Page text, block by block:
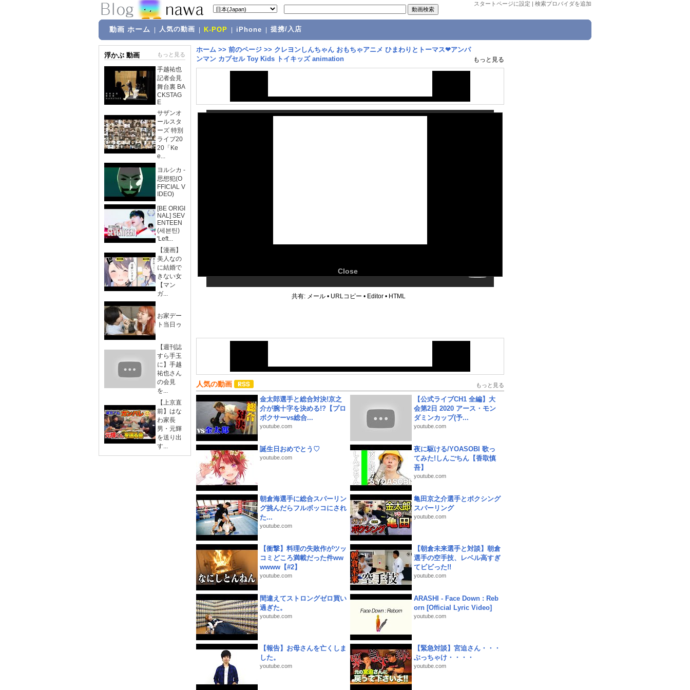
スタートページに設定 | 検索プロバイダを追加
動画 ホーム 人気の動画 K-POP iPhone 提携/入店
浮かぶ 動画 もっと見る
手越祐也
記者会見
舞台裏 BA
CKSTAG
E
サザンオ
ールスタ
ーズ 特別
ライブ20
20「Ke
e...
ヨルシカ -
思想犯(O
FFICIAL V
IDEO)
[BE ORIGI
NAL] SEV
ENTEEN
(세븐틴)
'Left...
【漫画】
美人なの
に結婚で
きない女
【マン
ガ...
お家デー
ト当日ゥ
【週刊誌
すら手玉
に】手越
祐也さん
の会見
を...
【上京直
前】はな
わ家長
男・元輝
を送り出
す...
ホーム >> 前のページ >> クレヨンしんちゃん おもちゃアニメ ひまわりとトーマス❤アンパ
ンマン カプセル Toy Kids トイキッズ animation
もっと見る
Close
共有: メール • URLコピー • Editor • HTML
人気の動画 もっと見る
金太郎選手と総合対決!京之
介が腕十字を決める!?【プロ
ボクサーvs総合...
youtube.com
【公式ライブCH1 全編】大
会第2日 2020 アース・モン
ダミンカップ(予...
youtube.com
誕生日おめでとう♡
youtube.com
夜に駆ける/YOASOBI 歌っ
てみた!しんごちん【香取慎
吾】
youtube.com
朝倉海選手に総合スパーリン
グ挑んだらフルボッコにされ
た...
youtube.com
亀田京之介選手とボクシング
スパーリング
youtube.com
【衝撃】料理の失敗作がツッ
コミどころ満載だった件ww
wwww【#2】
youtube.com
【朝倉未来選手と対談】朝倉
選手の空手技、レベル高すぎ
てビビった!!
youtube.com
間違えてストロングゼロ買い
過ぎた。
youtube.com
ARASHI - Face Down : Reb
orn [Official Lyric Video]
youtube.com
【報告】お母さんを亡くしま
した。
youtube.com
【緊急対談】宮迫さん・・・
ぶっちゃけ・・・・
youtube.com